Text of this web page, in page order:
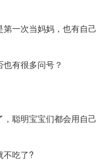
一次当妈妈，也有自己
有很多问号？
聪明宝宝们都会用自
吃了?